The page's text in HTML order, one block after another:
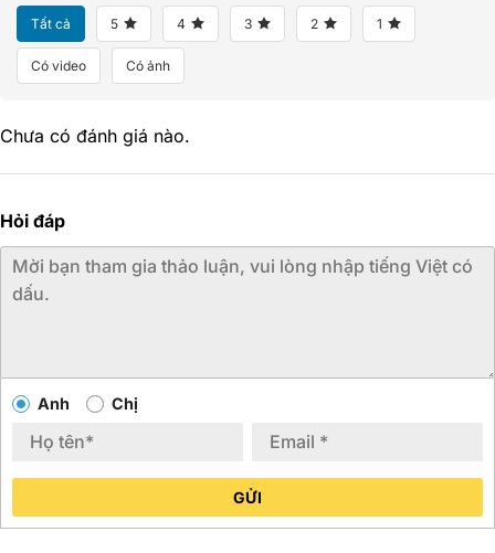
Tất cả 5 4 3 2 1
Có video Có ảnh
Chưa có đánh giá nào.
Hỏi đáp
Anh Chị
GỬI